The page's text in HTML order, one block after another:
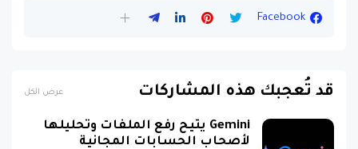
Facebook
قد تُعجبك هذه المشاركات عرض الكل
Gemini يتيح رفع الملفات وتحليلها
لأصحاب الحسابات المجانية